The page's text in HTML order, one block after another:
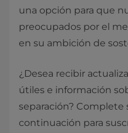
una opción para que
preocupados por el
en su ambición de
¿Desea recibir
útiles e información
separación? Complete
continuación para